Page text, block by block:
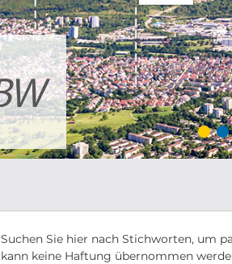
Suchen Sie hier nach Stichworten, um
kann keine Haftung übernommen